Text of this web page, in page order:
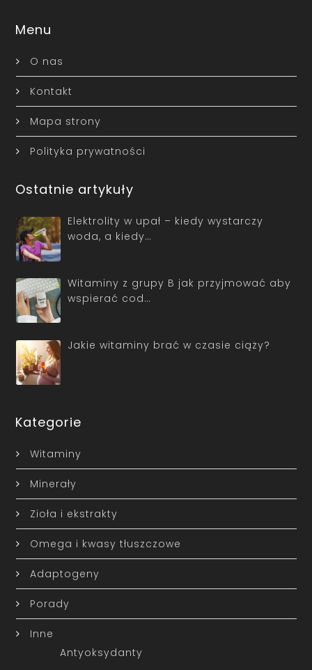
Menu
O nas
Kontakt
Mapa strony
Polityka prywatności
Ostatnie artykuły
Elektrolity w upał – kiedy wystarczy
woda, a kiedy…
Witaminy z grupy B jak przyjmować aby
wspierać cod…
Jakie witaminy brać w czasie ciąży?
Kategorie
Witaminy
Minerały
Zioła i ekstrakty
Omega i kwasy tłuszczowe
Adaptogeny
Porady
Inne
Antyoksydanty